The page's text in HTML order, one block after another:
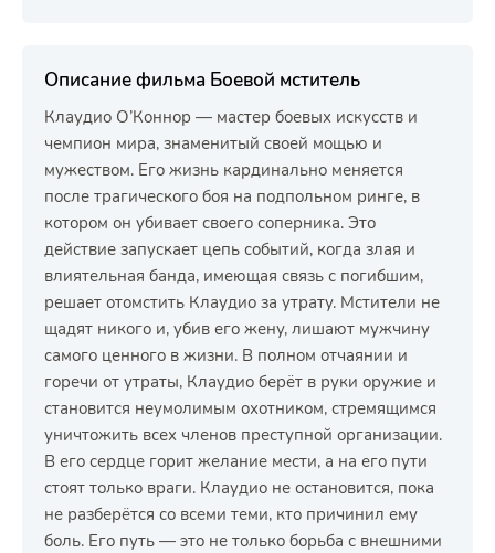
Описание фильма Боевой мститель
Клаудио О’Коннор — мастер боевых искусств и
чемпион мира, знаменитый своей мощью и
мужеством. Его жизнь кардинально меняется
после трагического боя на подпольном ринге, в
котором он убивает своего соперника. Это
действие запускает цепь событий, когда злая и
влиятельная банда, имеющая связь с погибшим,
решает отомстить Клаудио за утрату. Мстители не
щадят никого и, убив его жену, лишают мужчину
самого ценного в жизни. В полном отчаянии и
горечи от утраты, Клаудио берёт в руки оружие и
становится неумолимым охотником, стремящимся
уничтожить всех членов преступной организации.
В его сердце горит желание мести, а на его пути
стоят только враги. Клаудио не остановится, пока
не разберётся со всеми теми, кто причинил ему
боль. Его путь — это не только борьба с внешними